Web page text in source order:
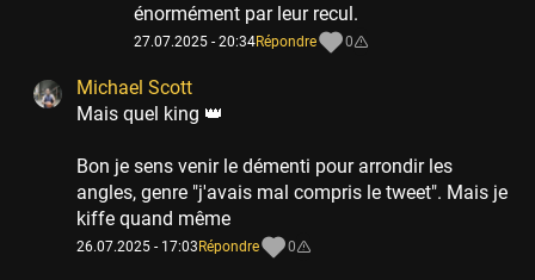
énormément par leur recul.
27.07.2025 - 20:34Répondre 0
Michael Scott
Mais quel king 👑
Bon je sens venir le démenti pour arrondir les
angles, genre "j'avais mal compris le tweet". Mais je
kiffe quand même
26.07.2025 - 17:03 Répondre 0